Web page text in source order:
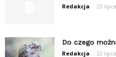
Redakcja - 23
Do czego
Redakcja - 22